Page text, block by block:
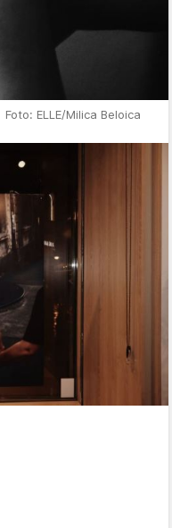
Foto: ELLE/Milica Beloica